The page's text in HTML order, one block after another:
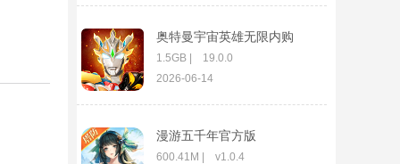
奥特曼宇宙英雄无限内购
破解版最新版2024
1.5GB | 19.0.0
2026-06-14
漫游五千年官方版
600.41M | v1.0.4